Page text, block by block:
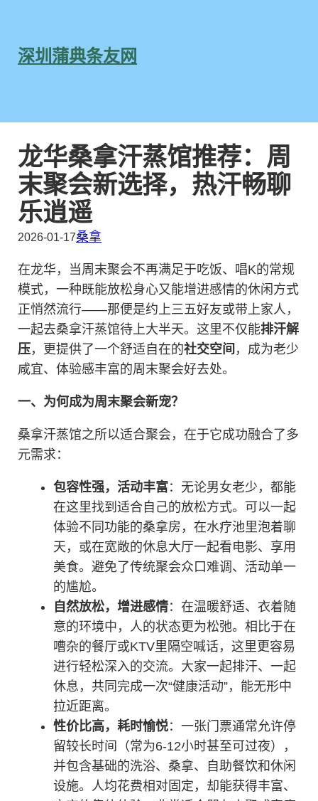
深圳蒲典条友网
龙华桑拿汗蒸馆推荐：周
末聚会新选择，热汗畅聊
乐逍遥
2026-01-17桑拿
在龙华，当周末聚会不再满足于吃饭、唱K的常规
模式，一种既能放松身心又能增进感情的休闲方式
正悄然流行——那便是约上三五好友或带上家人，
一起去桑拿汗蒸馆待上大半天。这里不仅能排汗解
压，更提供了一个舒适自在的社交空间 ，成为老少
咸宜、体验感丰富的周末聚会好去处。
一、为何成为周末聚会新宠？
桑拿汗蒸馆之所以适合聚会，在于它成功融合了多
元需求：
包容性强，活动丰富：无论男女老少，都能
在这里找到适合自己的放松方式。可以一起
体验不同功能的桑拿房，在水疗池里泡着聊
天，或在宽敞的休息大厅一起看电影、享用
美食。避免了传统聚会众口难调、活动单一
的尴尬。
自然放松，增进感情：在温暖舒适、衣着随
意的环境中，人的状态更为松弛。相比于在
嘈杂的餐厅或KTV里隔空喊话，这里更容易
进行轻松深入的交流。大家一起排汗、一起
休息，共同完成一次“健康活动”，能无形中
拉近距离。
性价比高，耗时愉悦：一张门票通常允许停
留较长时间（常为6-12小时甚至可过夜），
并包含基础的洗浴、桑拿、自助餐饮和休闲
设施。人均花费相对固定，却能获得丰富、